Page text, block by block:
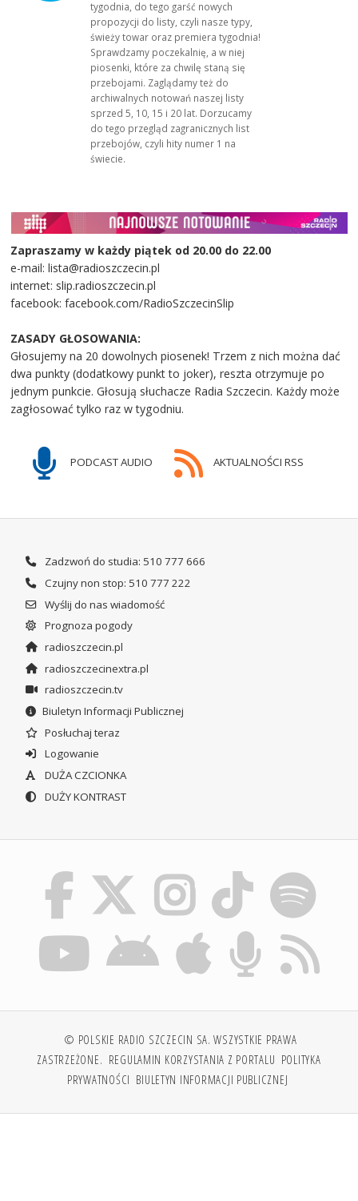
tygodnia, do tego garść nowych
propozycji do listy, czyli nasze typy,
świeży towar oraz premiera tygodnia!
Sprawdzamy poczekalnię, a w niej
piosenki, które za chwilę staną się
przebojami. Zaglądamy też do
archiwalnych notowań naszej listy
sprzed 5, 10, 15 i 20 lat. Dorzucamy
do tego przegląd zagranicznych list
przebojów, czyli hity numer 1 na
świecie.
Zapraszamy w każdy piątek od 20.00 do 22.00
e-mail: lista@radioszczecin.pl
internet: slip.radioszczecin.pl
facebook: facebook.com/RadioSzczecinSlip
ZASADY GŁOSOWANIA:
Głosujemy na 20 dowolnych piosenek! Trzem z nich można dać
dwa punkty (dodatkowy punkt to joker), reszta otrzymuje po
jednym punkcie. Głosują słuchacze Radia Szczecin. Każdy może
zagłosować tylko raz w tygodniu.
PODCAST AUDIO AKTUALNOŚCI RSS
Zadzwoń do studia: 510 777 666
Czujny non stop: 510 777 222
Wyślij do nas wiadomość
Prognoza pogody
radioszczecin.pl
radioszczecinextra.pl
radioszczecin.tv
Biuletyn Informacji Publicznej
Posłuchaj teraz
Logowanie
DUŻA CZCIONKA
DUŻY KONTRAST
© POLSKIE RADIO SZCZECIN SA. WSZYSTKIE PRAWA
ZASTRZEŻONE. REGULAMIN KORZYSTANIA Z PORTALU POLITYKA
PRYWATNOŚCI BIULETYN INFORMACJI PUBLICZNEJ